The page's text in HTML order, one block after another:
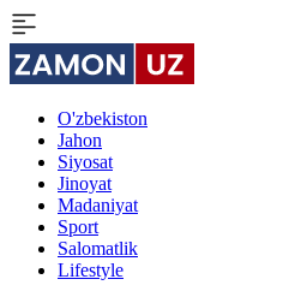
O'zbekiston
Jahon
Siyosat
Jinoyat
Madaniyat
Sport
Salomatlik
Lifestyle